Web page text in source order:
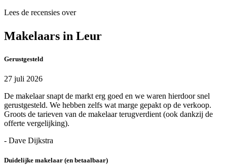
Lees de recensies over
Makelaars in Leur
Gerustgesteld
27 juli 2026
De makelaar snapt de markt erg goed en we waren hierdoor snel
gerustgesteld. We hebben zelfs wat marge gepakt op de verkoop.
Groots de tarieven van de makelaar terugverdient (ook dankzij de
offerte vergelijking).
- Dave Dijkstra
Duidelijke makelaar (en betaalbaar)